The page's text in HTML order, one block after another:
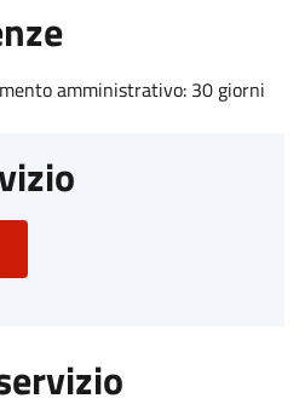
amministrativo: 30 giorni